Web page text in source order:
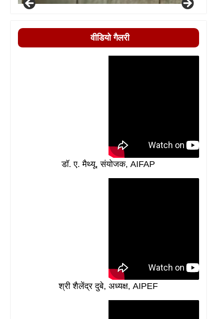
वीडियो गैलरी
डॉ. ए. मैथ्यू, संयोजक, AIFAP
श्री शैलेंद्र दुबे, अध्यक्ष, AIPEF